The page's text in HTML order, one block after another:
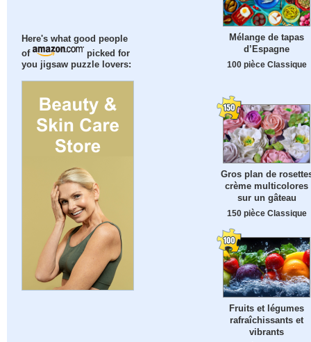
Here's what good people
of
picked for
you jigsaw puzzle lovers:
Mélange de tapas
d’Espagne
100 pièce Classique
Gros plan de
crème multicolores
sur un gâteau
150 pièce Classique
Fruits et légumes
rafraîchissants et
vibrants